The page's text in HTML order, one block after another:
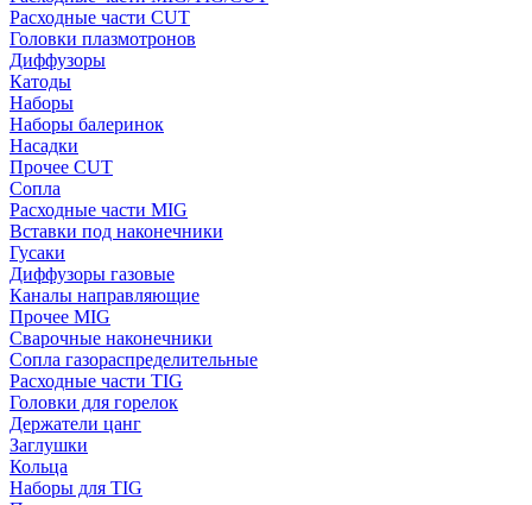
Расходные части CUT
Головки плазмотронов
Диффузоры
Катоды
Наборы
Наборы балеринок
Насадки
Прочее CUT
Сопла
Расходные части MIG
Вставки под наконечники
Гусаки
Диффузоры газовые
Каналы направляющие
Прочее MIG
Сварочные наконечники
Сопла газораспределительные
Расходные части TIG
Головки для горелок
Держатели цанг
Заглушки
Кольца
Наборы для TIG